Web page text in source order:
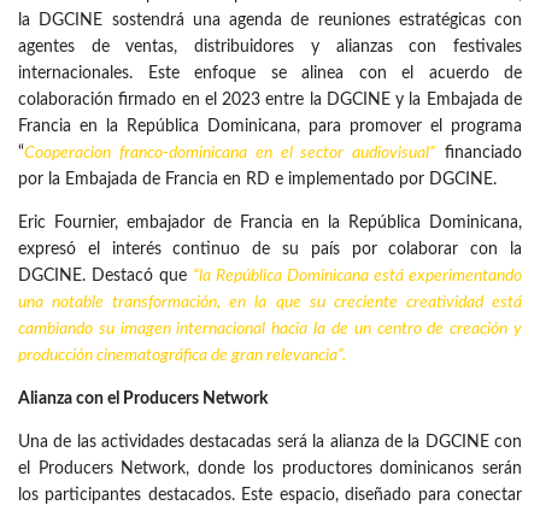
la DGCINE sostendrá una agenda de reuniones estratégicas con
agentes de ventas, distribuidores y alianzas con festivales
internacionales. Este enfoque se alinea con el acuerdo de
colaboración firmado en el 2023 entre la DGCINE y la Embajada de
Francia en la República Dominicana, para promover el programa
“Cooperacion franco-dominicana en elsector audiovisual” financiado
por la Embajada de Francia en RD e implementado por DGCINE.
Eric Fournier, embajador de Francia en la República Dominicana,
expresó el interés continuo de su país por colaborar con la
DGCINE. Destacó que “la República Dominicana está experimentando
una notable transformación, en la que su creciente creatividad está
cambiando su imagen internacional hacia la de un centro de creación y
producción cinematográfica de gran relevancia”.
Alianza con el Producers Network
Una de las actividades destacadas será la alianza de la DGCINE con
el Producers Network, donde los productores dominicanos serán
los participantes destacados. Este espacio, diseñado para conectar